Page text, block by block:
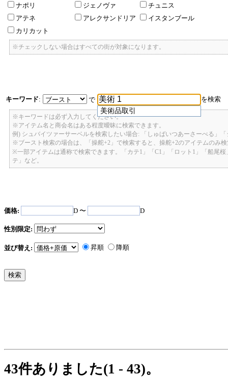
ナポリ
ジェノヴァ
チュニス
アテネ
アレクサンドリア
イスタンブール
カリカット
※チェックしない場合はすべての街が対象になります。
キーワード:
で
美術品取引
を検索
※キーワードは必ず入力してください。
※アイテム名と商会名はある程度曖昧に検索できます。
例) シュバイツァーサーベルを検索したい場合: 「しゅばいつあーさーべる」
※ブースト検索の場合は、「操舵+2」で検索すると、操舵+2のアイテムのみ
※一部アイテムは通称で検索できます。「カテ1」「C1」「ロット1」「船尾
テ」など。
価格: D 〜 D
性別限定:
並び替え: 昇順 降順
43件ありました(1 - 43)。